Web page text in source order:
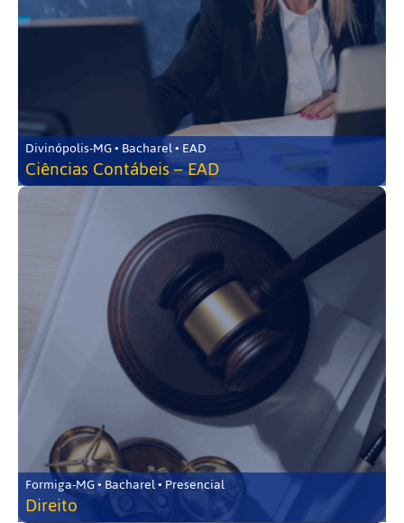
Divinópolis-MG • Bacharel • EAD
Ciências Contábeis – EAD
Formiga-MG • Bacharel • Presencial
Direito